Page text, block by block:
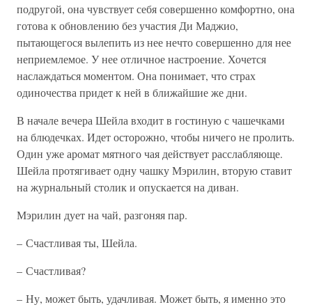
подругой, она чувствует себя совершенно комфортно, она
готова к обновлению без участия Ди Маджио,
пытающегося вылепить из нее нечто совершенно для нее
неприемлемое. У нее отличное настроение. Хочется
наслаждаться моментом. Она понимает, что страх
одиночества придет к ней в ближайшие же дни.
В начале вечера Шейла входит в гостиную с чашечками
на блюдечках. Идет осторожно, чтобы ничего не пролить.
Один уже аромат мятного чая действует расслабляюще.
Шейла протягивает одну чашку Мэрилин, вторую ставит
на журнальный столик и опускается на диван.
Мэрилин дует на чай, разгоняя пар.
– Счастливая ты, Шейла.
– Счастливая?
– Ну, может быть, удачливая. Может быть, я именно это